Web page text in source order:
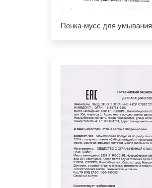
Пенка-мусс для умывания